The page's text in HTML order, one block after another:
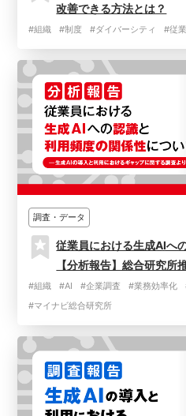
改善できる方法とは？
#組織 #制度 #ダイバーシティ #従
調査・データ
従業員における生成AIへ
【分析報告】総合研究所
#組織 #AI #企業調査 #業務効率化
#マイナビ総合研究所